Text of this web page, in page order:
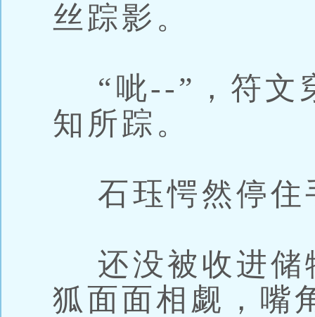
丝踪影。
“呲--”，符文
知所踪。
石珏愕然停住
还没被收进储
狐面面相觑，嘴